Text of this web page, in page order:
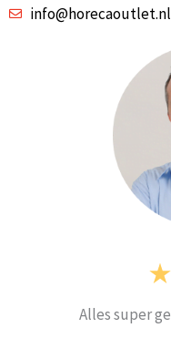
Alles super